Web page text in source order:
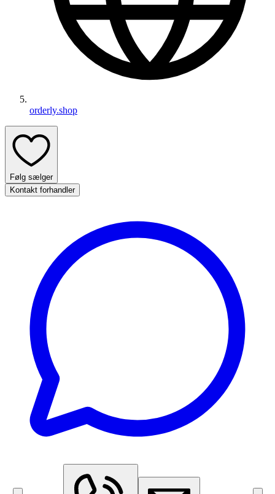
orderly.shop
Følg sælger
Kontakt forhandler